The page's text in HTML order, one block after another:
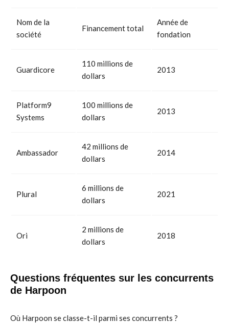
Nom de la
société
Financement total
Année de
fondation
Guardicore
110 millions de
dollars
2013
Platform9
Systems
100 millions de
dollars
2013
Ambassador
42 millions de
dollars
2014
Plural
6 millions de
dollars
2021
Ori
2 millions de
dollars
2018
Questions fréquentes sur les concurrents
de Harpoon
Où Harpoon se classe-t-il parmi ses concurrents ?